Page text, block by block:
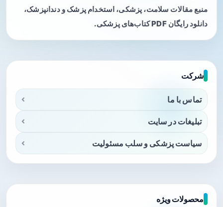
منبع مقالات سلامت، پزشکی، استخدام پزشک و دندانپزشک،
دانلود رایگان PDF کتاب‌های پزشکی.
شرکت
تماس با ما
تبلیغات در سایت
سیاست پزشکی و سلب مسئولیت
محصولات ویژه